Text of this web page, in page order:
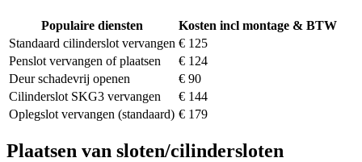
Populaire diensten
Kosten incl montage & BTW
Standaard cilinderslot vervangen € 125
Penslot vervangen of plaatsen
€ 124
Deur schadevrij openen
€ 90
Cilinderslot SKG3 vervangen
€ 144
Oplegslot vervangen (standaard) € 179
Plaatsen van sloten/cilindersloten